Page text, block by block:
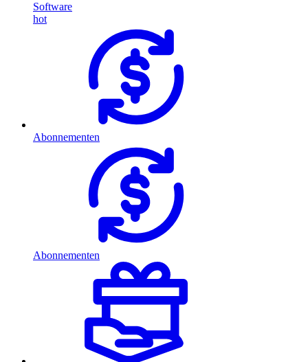
Software
hot
Abonnementen
Abonnementen